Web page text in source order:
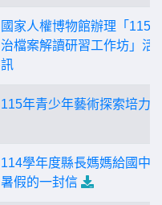
國家人權博物館辦理「115
治檔案解讀研習工作坊」活
訊
115年青少年藝術探索培力
114學年度縣長媽媽給國中
暑假的一封信